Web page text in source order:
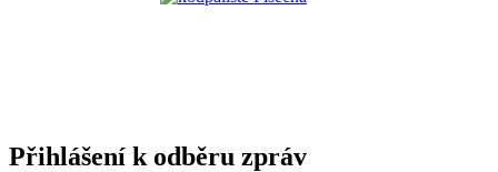
Přihlášení k odběru zpráv